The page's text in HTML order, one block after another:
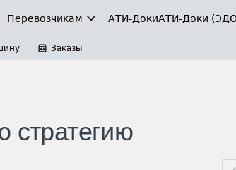
Перевозчикам АТИ-ДокиАТИ-Доки
Заказы
стратегию